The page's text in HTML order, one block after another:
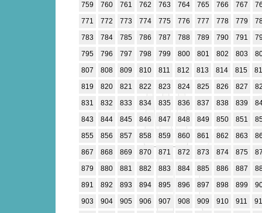
759
760 761 762 763 764 765 766 767
771
772 773 774 775 776 777 778 779
783
784 785 786 787 788 789 790 791
795
796 797 798 799 800 801 802 803
807
808 809 810 811 812 813 814 815
819
820 821 822 823 824 825 826 827
831
832 833 834 835 836 837 838 839
843
844 845 846 847 848 849 850 851
855
856 857 858 859 860 861 862 863
867
868 869 870 871 872 873 874 875
879
880 881 882 883 884 885 886 887
891
892 893 894 895 896 897 898 899
903
904 905 906 907 908 909 910 911